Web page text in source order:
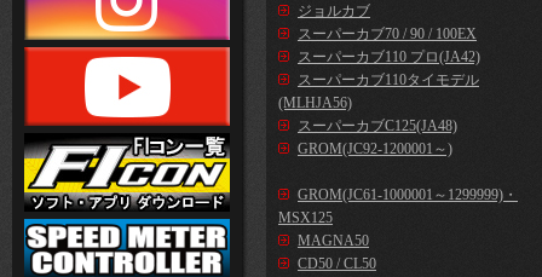
ジョルカブ
スーパーカブ70 / 90 / 100EX
スーパーカブ110 プロ(JA42)
スーパーカブ110タイモデル
(MLHJA56)
スーパーカブC125(JA48)
GROM(JC92-1200001～)
GROM(JC61-1000001～1299999)・
MSX125
MAGNA50
CD50 / CL50